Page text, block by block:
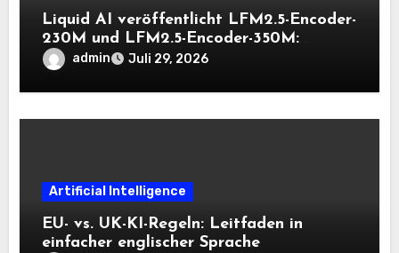
Liquid AI veröffentlicht LFM2.5-Encoder-
230M und LFM2.5-Encoder-350M:
Bidirektionale Encoder, die bei 8K-
Kontext auf der CPU schnell bleiben
admin Juli 29, 2026
Artificial Intelligence
EU- vs. UK-KI-Regeln: Leitfaden in
einfacher englischer Sprache